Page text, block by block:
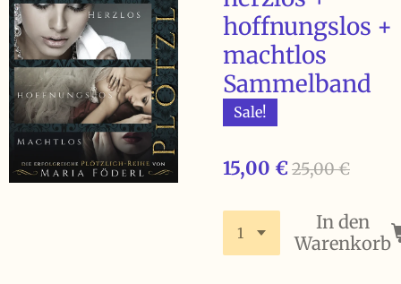
hoffnungslos +
machtlos
Sammelband
Sale!
15,00 €25,00 €
In den
Warenkorb